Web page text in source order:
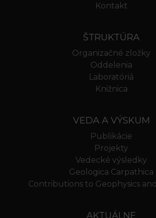
Kontakt
ŠTRUKTÚRA
Organizačné zložky
Oddelenia
Laboratóriá
Knižnica
VEDA A VÝSKUM
Publikácie
Projekty
Vedecké výsledky
Geologica Carpathica
Contributions to Geophysics
AKTUÁLNE